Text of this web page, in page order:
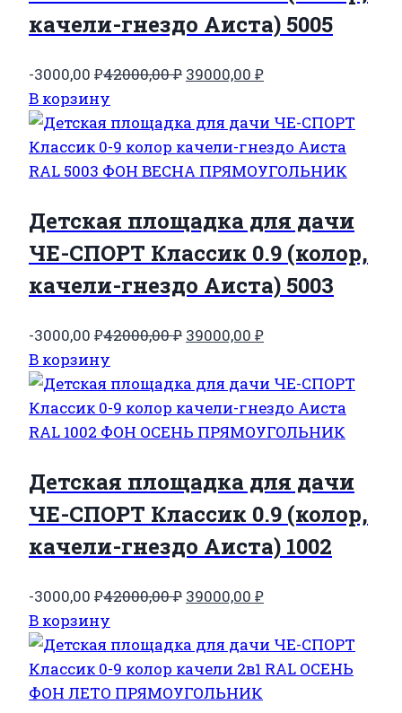
качели-гнездо Аиста) 5005
-3000,00 ₽42000,00₽ Первоначальная
составляла
42000,00 ₽.
39000,00 ₽Текущая
39000,00 ₽.
В корзину
Детская площадка для дачи
ЧЕ-СПОРТ Классик 0.9 (колор,
качели-гнездо Аиста) 5003
-3000,00 ₽42000,00₽ Первоначальная
составляла
42000,00 ₽.
39000,00 ₽Текущая
39000,00 ₽.
В корзину
Детская площадка для дачи
ЧЕ-СПОРТ Классик 0.9 (колор,
качели-гнездо Аиста) 1002
-3000,00 ₽42000,00₽ Первоначальная
составляла
42000,00 ₽.
39000,00 ₽Текущая
39000,00 ₽.
В корзину